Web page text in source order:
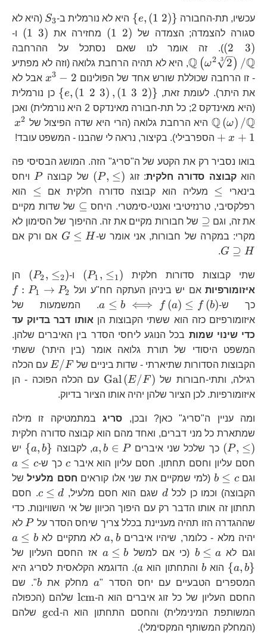
עכשיו, תת-החבורה\left\{ e,\left(1\
2\right)\right\}
{e, (1 2)} היא לא נורמלית ב- S_{3}
S3
(היא לא
סגורה להצמדה; הצמדה של
\left(1\
2\right)
(1 2) מחזירה את (1 3) ו-
(2 3) ). זה אומר לנו שאם נסתכל על ההרחבה
Q (ω2 3 2) /Q
, היא לא תהיה הרחבת גלואה (וזה לא מפתיע
- זו הרחבה שכוללת שורש אחד של הפולינום
x^{3}-2
x3 − 2
אבל לא
את היתר). לעומת זאת,
\left\{
2\
3\
{e, (1 2 3) , (1 3 2)}
כן נורמלית
(היא מאינדקס 2; כל תת-חבורה מאינדקס 2 היא נורמלית) ואכן
Q(ω) /Q היא הרחבת גלואה (הרי היא שדה הפיצול של x2
+ x + 1 הספרבילי). בקיצור, נראה לי שהבנו - המשפט עובד!
בואו נסביר רק את הקטע של ה"סריג" הזה. המושג הבסיסי פה
הואקבוצה סדורה חלקית: זוג \left(P,\le\right)
(P, ≤) של קבוצה P
P ויחס
בינארי
\le ≤ מעליה הוא קבוצה סדורה חלקית אם \le
≤ הוא
רפלקסיבי, טרנזיטיבי ואנטי-סימטרי. היחס
\subseteq
⊆ של שדות מקיים
את זה, וגם
\supseteq ⊇ של חבורות מקיים את זה. ההיפוך של הסימון לא
מקרי: במקרה של חבורות, אני אומר ש-
G\le
G ≤ H אם ורק אם
G ⊇ H
.
שתי קבוצות סדורות חלקית (P1 , ≤1) ו- (P2, ≤2)
הן
איזומורפיות אם יש ביניהן העתקה חח"ע ועל f : P1 → P2
כך ש-
a\le b\iff
f\left(a\right)\le
f\left(b\right)
a ≤ b ⟺ f (a) ≤ f (b)
. המשמעות של
איזומורפיזם כזה הוא ששתי הקבוצות הן אותו דבר בדיוק עד
כדי שינוי שמות בכל הנוגע ליחסי הסדר בין האיברים שלהן.
המשפט היסודי של תורת גלואה אומר (בין היתר) ששתי
הקבוצות הסדורות שתיארתי - שדות ביניים של
E/F
E/F
עם הכלה
רגילה, ותתי-חבורות של
\text{Gal}\left(E/
Gal(E/F)
עם הכלה הפוכה - הן
איזומורפיות. לכן הציור שלהן יהיה אותו הציור בדיוק.
ומה עניין ה"סריג" כאן? ובכן, סריגבמתמטיקה זו מילה
שמתארת כל מני דברים, ואחד מהם הוא קבוצה סדורה חלקית
(P, ≤) כך שלכל שני איברים
a,b\in
P
a, b ∈ P , לקבוצה {a, b}
יש
חסם עליון וחסם תחתון. חסם עליון הוא איבר
c
c כך ש- a ≤ c
וגם
b\le
c
b ≤ c (למי שמקיים את שני אלו קוראים חסם מלעילשל
הקבוצה) וכמו כן לכל
d d שגם הוא חסם מלעיל,
c\le
d
c ≤ d
. חסם
תחתון זה אותו הדבר רק עם היפוך הכיוון של אי השוויונות. כדי
שההגדרה הזו תהיה מעניינת בכלל צריך שיחס הסדר על
P
P לא
יהיה מלא - כלומר, שיהיו איברים
a,b
a, b לא מתקיים לא a ≤ b
וגם לא
b\le
a
b ≤ a (כי אם למשל
a\le
b
a ≤ b אז החסם העליון של
{a, b} הוא b b והתחתון הוא aa). הדוגמא הקלאסית לסריג היא
המספרים הטבעיים עם יחס הסדר "
a
aמחלק את b
b". שם
החסם העליון של כל זוג איברים הוא ה-
\text{lcm}
lcm שלהם (הכפולה
המשותפת המינימלית) והחסם התחתון הוא ה-gcd שלהם
(המחלק המשותף המקסימלי).